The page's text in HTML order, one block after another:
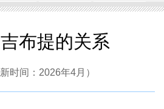
布提的关系
时间：2026年4月）